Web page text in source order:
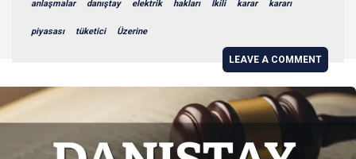
anlaşmalar danıştay elektrik hakları İkili karar kararı
piyasası tüketici Üzerine
LEAVE A COMMENT